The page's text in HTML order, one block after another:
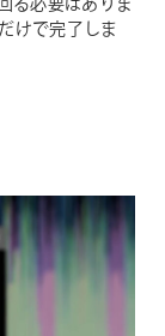
る必要はありま
けで完了しま